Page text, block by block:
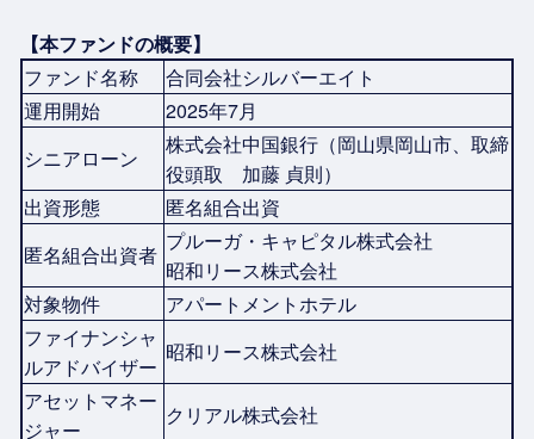
【本ファンドの概要】
ファンド名称
合同会社シルバーエイト
運用開始
2025年7月
シニアローン
株式会社中国銀行（岡山県岡山市、取締
役頭取 加藤 貞則）
出資形態
匿名組合出資
匿名組合出資者
プルーガ・キャピタル株式会社
昭和リース株式会社
対象物件
アパートメントホテル
ファイナンシャ
ルアドバイザー
昭和リース株式会社
アセットマネー
ジャー
クリアル株式会社